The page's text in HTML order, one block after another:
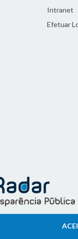
Intranet
Efetuar